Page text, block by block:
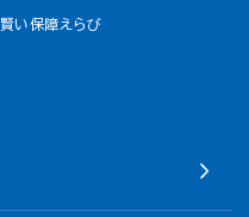
賢い保障えらび